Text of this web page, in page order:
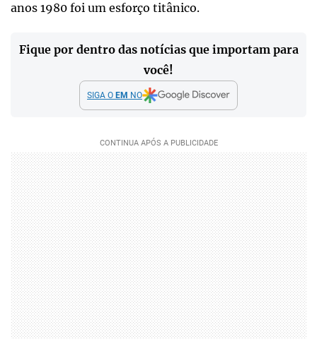
anos 1980 foi um esforço titânico.
Fique por dentro das notícias que importam para
você!
SIGA O EM NO